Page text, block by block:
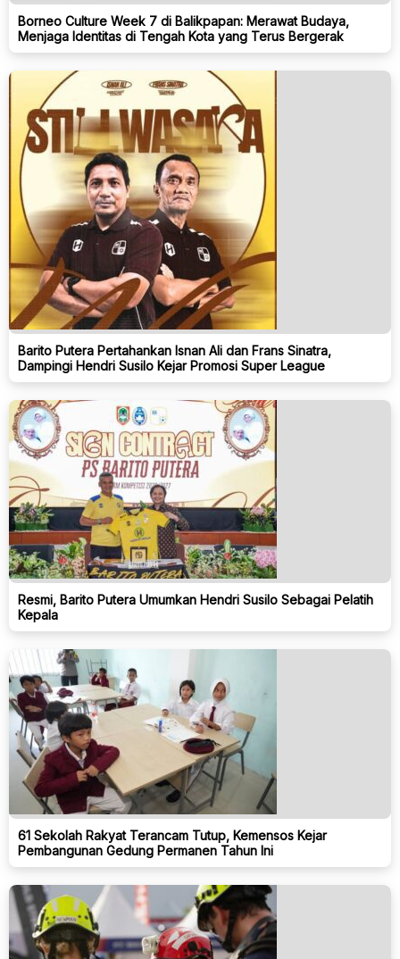
Borneo Culture Week 7 di Balikpapan: Merawat Budaya,
Menjaga Identitas di Tengah Kota yang Terus Bergerak
Barito Putera Pertahankan Isnan Ali dan Frans Sinatra,
Dampingi Hendri Susilo Kejar Promosi Super League
Resmi, Barito Putera Umumkan Hendri Susilo Sebagai Pelatih
Kepala
61 Sekolah Rakyat Terancam Tutup, Kemensos Kejar
Pembangunan Gedung Permanen Tahun Ini